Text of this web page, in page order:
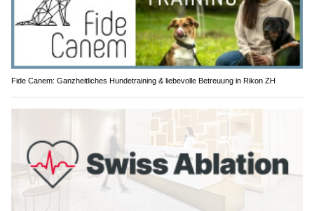
Fide Canem: Ganzheitliches Hundetraining & liebevolle Betreuung in Rikon ZH